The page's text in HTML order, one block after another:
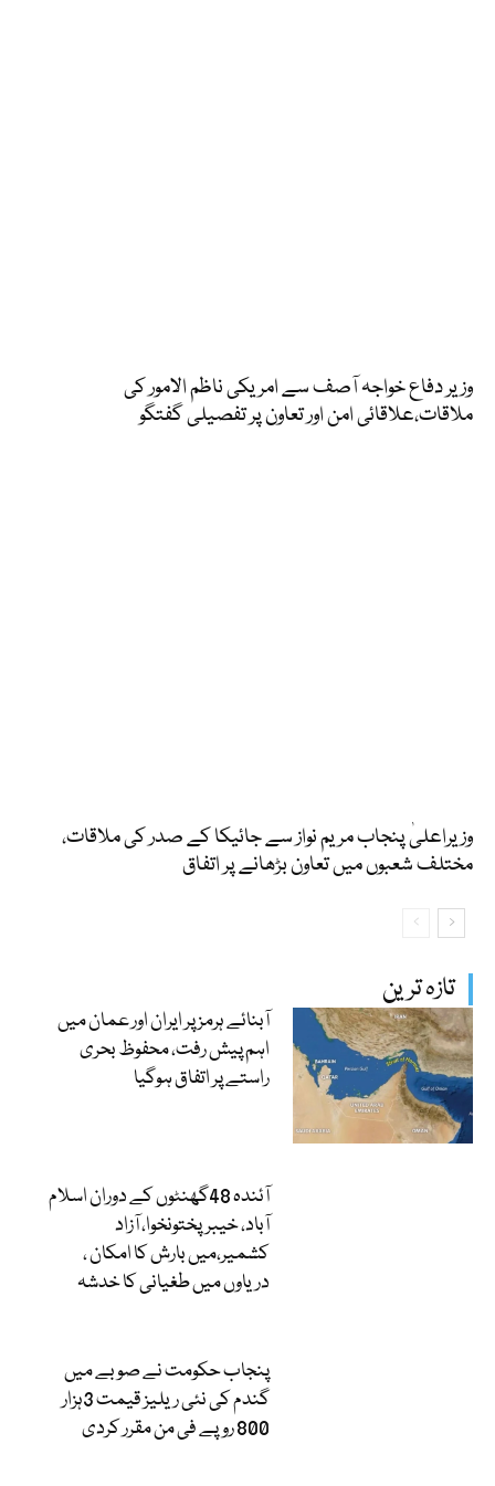
تازہ ترین
آبنائے ہرمز پر ایران اور عمان میں
اہم پیش رفت، محفوظ بحری
راستے پر اتفاق ہوگیا
آئندہ 48گھنٹوں کے دوران اسلام
آباد، خیبرپختونخوا، آزاد
کشمیر،میں بارش کا امکان ،
دریاوں میں طغیانی کا خدشہ
پنجاب حکومت نے صوبے میں
گندم کی نئی ریلیز قیمت 3ہزار
800 روپے فی من مقرر کردی
وزیر دفاع خواجہ آصف سے امریکی ناظم الامور کی
ملاقات،علاقائی امن اور تعاون پر تفصیلی گفتگو
وزیراعلیٰ پنجاب مریم نواز سے جائیکا کے صدر کی ملاقات،
مختلف شعبوں میں تعاون بڑھانے پر اتفاق